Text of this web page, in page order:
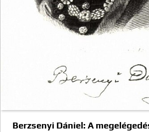
Berzsenyi Dániel: A